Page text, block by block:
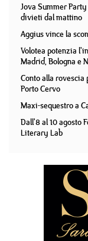
Jova Summer
divieti dal mattino
Aggius vince la
Volotea potenzia
Madrid, Bologna e
Conto alla rovescia
Porto Cervo
Maxi-sequestro a
Dall'8 al 10 agosto
Literary Lab